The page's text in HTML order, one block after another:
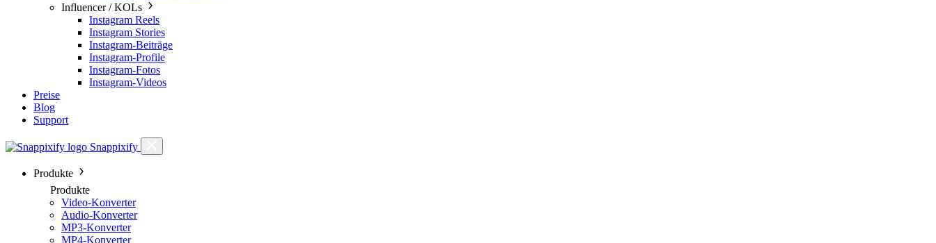
Influencer / KOLs
Instagram Reels
Instagram Stories
Instagram-Beiträge
Instagram-Profile
Instagram-Fotos
Instagram-Videos
Preise
Blog
Support
Snappixify
Produkte
Produkte
Video-Konverter
Audio-Konverter
MP3-Konverter
MP4-Konverter